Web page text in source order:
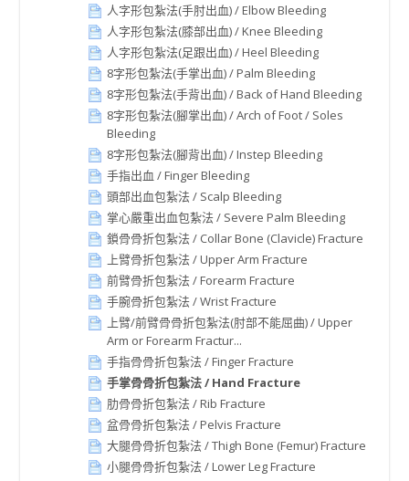
人字形包紮法(手肘出血) / Elbow Bleeding
人字形包紮法(膝部出血) / Knee Bleeding
人字形包紮法(足跟出血) / Heel Bleeding
8字形包紮法(手掌出血) / Palm Bleeding
8字形包紮法(手背出血) / Back of Hand Bleeding
8字形包紮法(腳掌出血) / Arch of Foot / Soles
Bleeding
8字形包紮法(腳背出血) / Instep Bleeding
手指出血 / Finger Bleeding
頭部出血包紮法 / Scalp Bleeding
掌心嚴重出血包紮法 / Severe Palm Bleeding
鎖骨骨折包紮法 / Collar Bone (Clavicle) Fracture
上臂骨折包紮法 / Upper Arm Fracture
前臂骨折包紮法 / Forearm Fracture
手腕骨折包紮法 / Wrist Fracture
上臂/前臂骨骨折包紮法(肘部不能屈曲) / Upper
Arm or Forearm Fractur...
手指骨骨折包紮法 / Finger Fracture
手掌骨骨折包紮法 / Hand Fracture
肋骨骨折包紮法 / Rib Fracture
盆骨骨折包紮法 / Pelvis Fracture
大腿骨骨折包紮法 / Thigh Bone (Femur) Fracture
小腿骨骨折包紮法 / Lower Leg Fracture